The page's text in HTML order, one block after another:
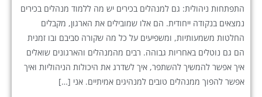
התפתחות ניהולית: גם למנהלים בכירים יש מה ללמוד מנהלים בכירים
נמצאים בנקודה ייחודית. הם אלו שמובילים את הארגון, מקבלים
החלטות משמעותיות, ומשפיעים על כל מה שקורה סביבם ובו זמנית
הם גם נוטלים באחריות גבוהה. רבים מהמנהלים והארגונים שואלים
איך אפשר להמשיך להשתפר, איך לשדרג את היכולות הניהוליות ואיך
אפשר להפוך ממנהלים טובים למנהיגים אמיתיים. אני […]